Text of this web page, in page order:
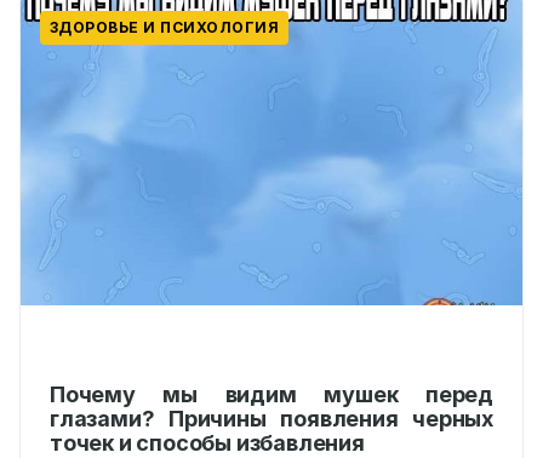
ЗДОРОВЬЕ И ПСИХОЛОГИЯ
Почему мы видим мушек перед
глазами? Причины появления черных
точек и способы избавления